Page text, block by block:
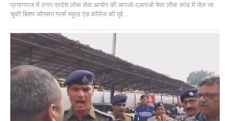
प्रयागराज में उत्तर प्रदेश लोक सेवा आयोग की आरओ-एआरओ पेपर लीक कांड में जेल जा
चुकी बिशप जॉनसन गर्ल्स स्कूल एंड कॉलेज की पूर्व...